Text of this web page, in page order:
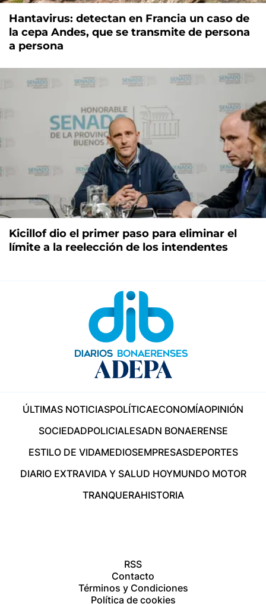
Hantavirus: detectan en Francia un caso de
la cepa Andes, que se transmite de persona
a persona
Kicillof dio el primer paso para eliminar el
límite a la reelección de los intendentes
ÚLTIMAS NOTICIASPOLÍTICAECONOMÍAOPINIÓN
SOCIEDADPOLICIALESADN BONAERENSE
ESTILO DE VIDAMEDIOSEMPRESASDEPORTES
DIARIO EXTRAVIDA Y SALUD HOYMUNDO MOTOR
TRANQUERAHISTORIA
RSS
Contacto
Términos y Condiciones
Política de cookies